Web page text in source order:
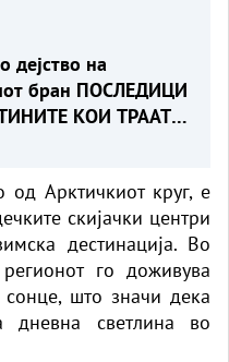
дејство на
бран ПОСЛЕДИЦИ
КОИ ТРААТ
од Арктичкиот круг, е
скијачки центри
дестинација. Во
го доживува
што значи дека
дневна светлина во